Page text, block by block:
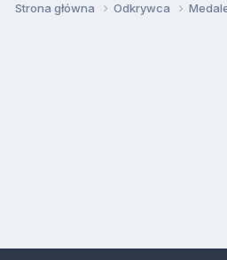
Strona główna Odkrywca